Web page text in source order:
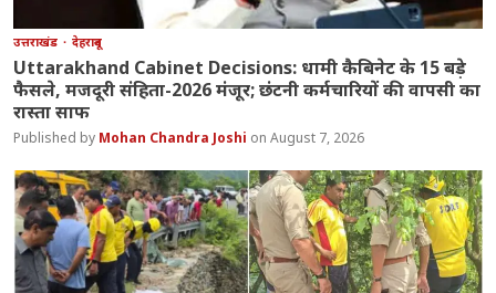
उत्तराखंड देहरादून
Uttarakhand Cabinet Decisions: धामी कैबिनेट के 15 बड़े
फैसले, मजदूरी संहिता-2026 मंजूर; छंटनी कर्मचारियों की वापसी का
रास्ता साफ
Mohan Chandra Joshi August 7, 2026